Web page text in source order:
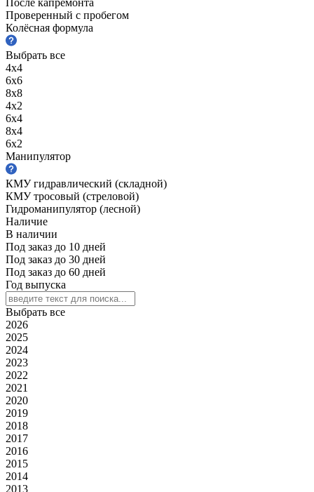
Проверенный с пробегом
Колёсная формула
Выбрать все
4х4
6х6
8х8
4х2
6х4
8х4
6х2
Манипулятор
КМУ гидравлический (складной)
КМУ тросовый (стреловой)
Гидроманипулятор (лесной)
Наличие
В наличии
Под заказ до 10 дней
Под заказ до 30 дней
Под заказ до 60 дней
Год выпуска
Выбрать все
2026
2025
2024
2023
2022
2021
2020
2019
2018
2017
2016
2015
2014
2013